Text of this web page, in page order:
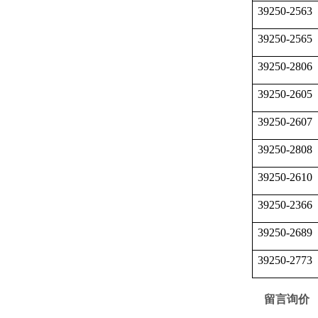
39250-2563
39250-2565
39250-2806
39250-2605
39250-2607
39250-2808
39250-2610
39250-2366
39250-2689
39250-2773
留言询价